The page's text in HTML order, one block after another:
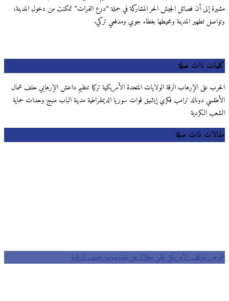
مشيرة إلى أن فصائل الجيش الحر المشاركة في حملة “درع الفرات” تمكنت من دخول المدينة،
وتواصل تطهير المدينة ومحيطها بغطاء جوي ومدفعي تركي.
كلمات ذات صلة
الحرب على الإرهاب الرقة الولايات المتحدة الأمريكية تركيا تنظيم داعش الإرهابي حلف شمال
الأطلسي دونالد ترامب فكري إيشيق قوات سوريا الديمقراطية مدينة الباب منبج وحدات حماية
الشعب الكردية
مقالات ذات صلة
غموض الموقف الأمريكي يلقي بظلاله على مفاوضات جنيف المرتقبة